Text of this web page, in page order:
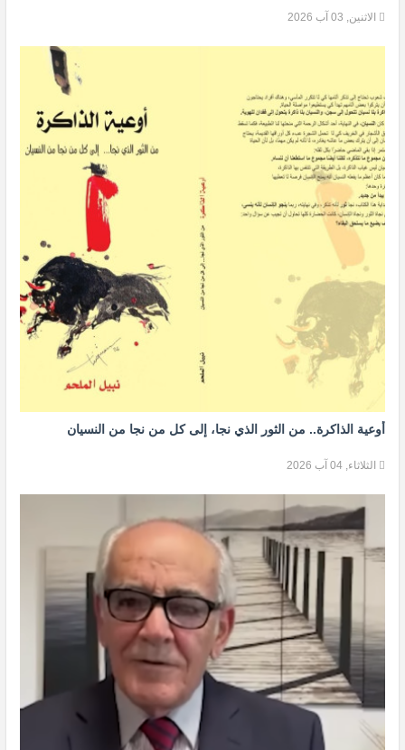
الاثنين, 03 آب 2026
أوعية الذاكرة.. من الثور الذي نجا، إلى كل من نجا من النسيان
الثلاثاء, 04 آب 2026